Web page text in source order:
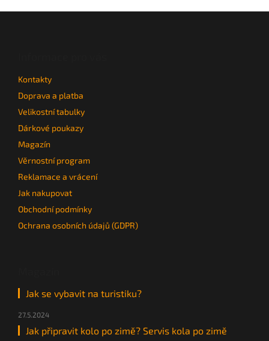
Kontakty
Doprava a platba
Velikostní tabulky
Dárkové poukazy
Magazín
Věrnostní program
Reklamace a vrácení
Jak nakupovat
Obchodní podmínky
Ochrana osobních údajů (GDPR)
Jak se vybavit na turistiku?
27.5.2024
Jak připravit kolo po zimě? Servis kola po zimě